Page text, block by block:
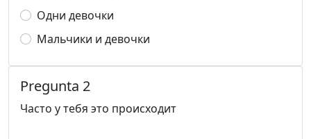
Одни девочки
Мальчики и девочки
Pregunta 2
Часто у тебя это происходит